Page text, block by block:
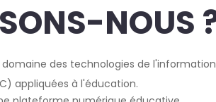
NOUS
domaine des technologies de
appliquées à l'éducation.